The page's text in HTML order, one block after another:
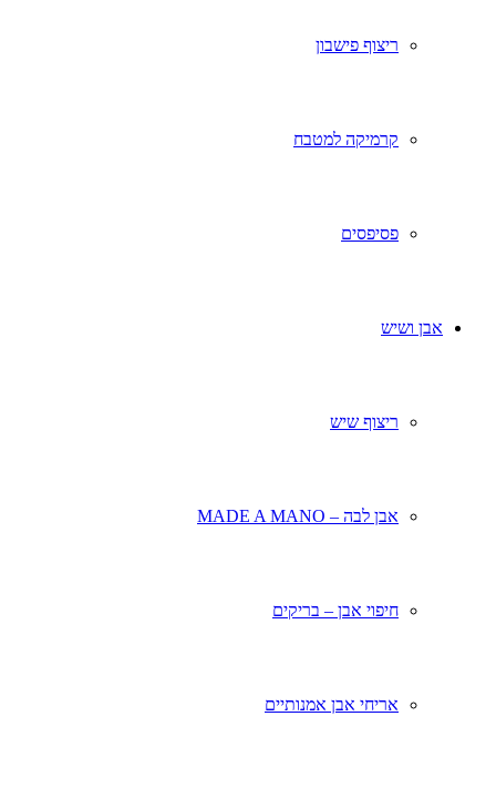
ריצוף פישבון
קרמיקה למטבח
פסיפסים
אבן ושיש
ריצוף שיש
אבן לבה – MADE A MANO
חיפוי אבן – בריקים
אריחי אבן אמנותיים